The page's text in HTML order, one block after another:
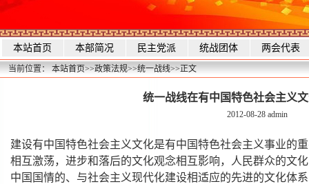
本站首页 本部简况 民主党派 统战团体 两会代表
当前位置：本站首页>>政策法规>>统一战线>>正文
统一战线在有中国特色社会主义
2012-08-28 admin
建设有中国特色社会主义文化是有中国特色社会主义事业的
相互激荡，进步和落后的文化观念相互影响，人民群众的文
中国国情的、与社会主义现代化建设相适应的先进的文化体